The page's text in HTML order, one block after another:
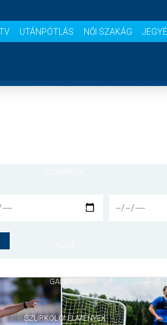
UTÁNPÓTLÁS NŐI SZAKÁG
MÉRKŐZÉSEK
GALÉRIA
SZURKOLÓI ÉLMÉNYEK